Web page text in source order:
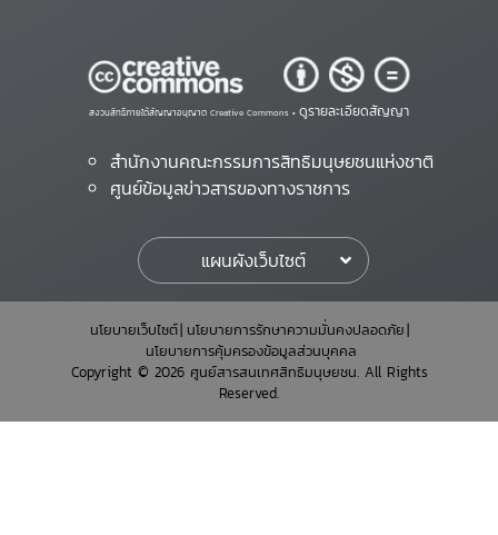
สงวนสิทธิ์ภายใต้สัญญาอนุญาต Creative Commons • ดูรายละเอียดสัญญา
สำนักงานคณะกรรมการสิทธิมนุษยชนแห่งชาติ
ศูนย์ข้อมูลข่าวสารของทางราชการ
แผนผังเว็บไซต์
นโยบายเว็บไซต์ นโยบายการรักษาความมั่นคงปลอดภัย
นโยบายการคุ้มครองข้อมูลส่วนบุคคล
Copyright © 2026 ศูนย์สารสนเทศสิทธิมนุษยชน. All Rights
Reserved.